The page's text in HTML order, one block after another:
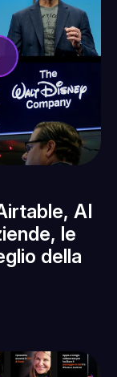
AI
le
della